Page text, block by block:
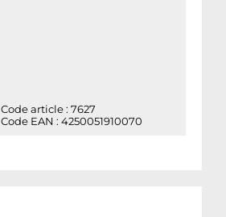
Code article : 7627
Code EAN : 4250051910070